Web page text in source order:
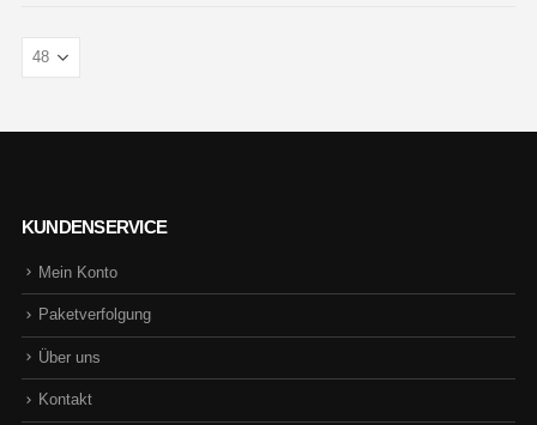
KUNDENSERVICE
Mein Konto
Paketverfolgung
Über uns
Kontakt